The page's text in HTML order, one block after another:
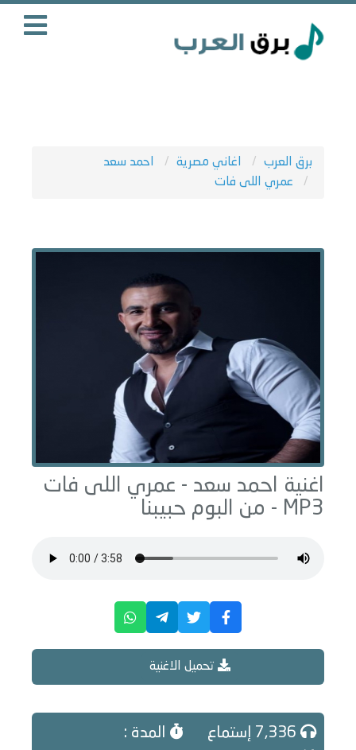
برق العرب اغاني مصرية
احمد سعد
عمري اللى فات
اغنية احمد سعد - عمري اللى فات
MP3 - من البوم
حبيبنا
تحميل الاغنية
المدة :